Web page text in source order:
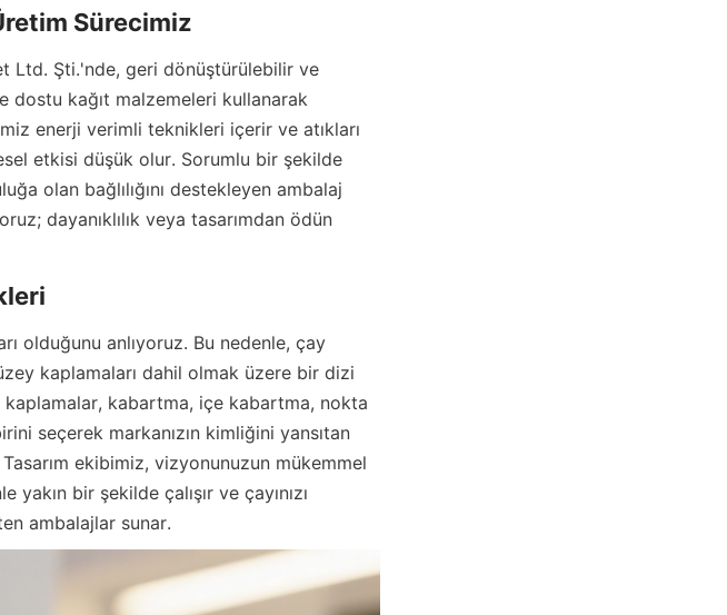
Sürecimiz
Ltd. Şti.'nde, geri dönüştürülebilir ve
kağıt malzemeleri kullanarak
enerji verimli teknikleri içerir ve atıkları
etkisi düşük olur. Sorumlu bir şekilde
olan bağlılığını destekleyen ambalaj
dayanıklılık veya tasarımdan ödün
olduğunu anlıyoruz. Bu nedenle, çay
kaplamaları dahil olmak üzere bir dizi
kabartma, içe kabartma, nokta
seçerek markanızın kimliğini yansıtan
ekibimiz, vizyonunuzun mükemmel
bir şekilde çalışır ve çayınızı
ambalajlar sunar.